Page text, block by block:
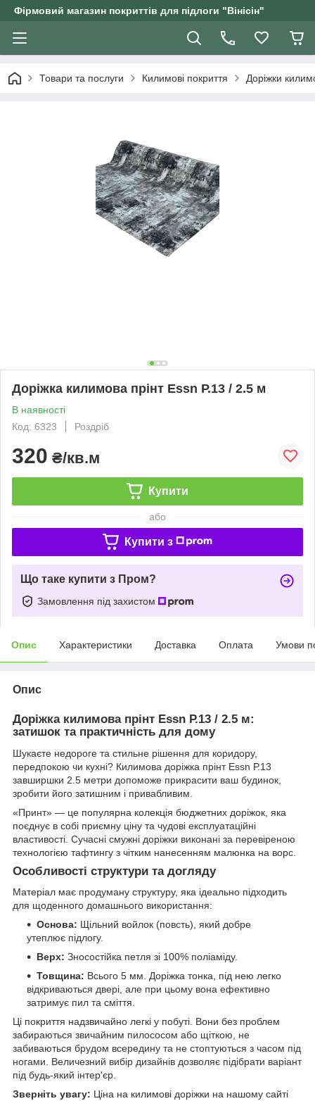
Фірмовий магазин покриттів для підлоги "Вінісін"
Товари та послуги Килимові покриття Доріжки
Доріжка килимова прінт Essn Р.13 / 2.5 м
В наявності
Код: 6323
Роздріб
320 ₴/кв.м
Купити
або
Купити з
Що таке купити з Пром?
Замовлення під захистом
Опис Характеристики Доставка Оплата Умови
Опис
Доріжка килимова прінт Essn Р.13 / 2.5 м:
затишок та практичність для дому
Шукаєте недороге та стильне рішення для коридору,
передпокою чи кухні? Килимова доріжка прінт Essn Р.13
завширшки 2.5 метри допоможе прикрасити ваш будинок,
зробити його затишним і привабливим.
«Принт» — це популярна колекція бюджетних доріжок, яка
поєднує в собі приємну ціну та чудові експлуатаційні
властивості. Сучасні смужні доріжки виконані за перевіреною
технологією тафтингу з чітким нанесенням малюнка на ворс.
Особливості структури та догляду
Матеріал має продуману структуру, яка ідеально підходить
для щоденного домашнього використання:
Основа: Щільний войлок (повсть), який добре
утеплює підлогу.
Верх: Зносостійка петля зі 100% поліаміду.
Товщина: Всього 5 мм. Доріжка тонка, під нею легко
відкриваються двері, але при цьому вона ефективно
затримує пил та сміття.
Ці покриття надзвичайно легкі у побуті. Вони без проблем
забираються звичайним пилососом або щіткою, не
забиваються брудом всередину та не стоптуються з часом під
ногами. Величезний вибір дизайнів дозволяє підібрати варіант
під будь-який інтер'єр.
Зверніть увагу: Ціна на килимові доріжки на нашому сайті